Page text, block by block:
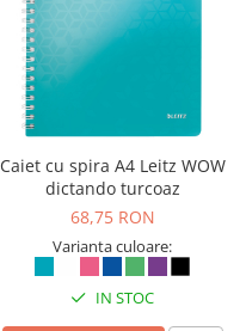
Caiet cu spira A4 Leitz WOW
dictando turcoaz
68,75 RON
Varianta culoare:
IN STOC